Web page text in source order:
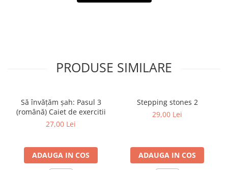
PRODUSE SIMILARE
Să învățăm șah: Pasul 3
(română) Caiet de exercitii
27,00 Lei
ADAUGA IN COS
Stepping stones 2
29,00 Lei
ADAUGA IN COS